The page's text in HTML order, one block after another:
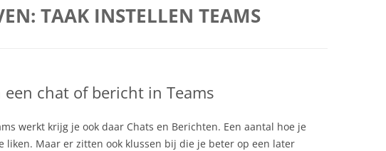
TAAK INSTELLEN TEAMS
een chat of bericht in Teams
werkt krijg je ook daar Chats en Berichten. Een aantal hoe je
liken. Maar er zitten ook klussen bij die je beter op een later